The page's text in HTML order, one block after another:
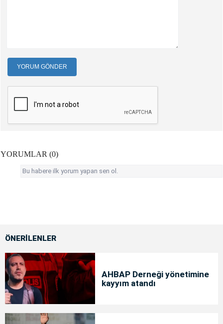
YORUM GÖNDER
YORUMLAR (0)
Bu habere ilk yorum yapan sen ol.
ÖNERİLENLER
AHBAP Derneği yönetimine
kayyım atandı